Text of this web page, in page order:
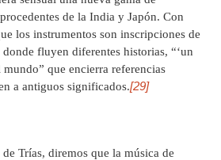
de la India y Japón. Con
los instrumentos son inscripciones de
fluyen diferentes historias, “‘un
mundo” que encierra referencias
a antiguos significados.[29]
Trías, diremos que la música de